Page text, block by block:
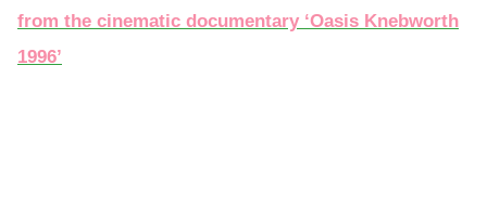
from the cinematic documentary ‘Oasis Knebworth
1996’